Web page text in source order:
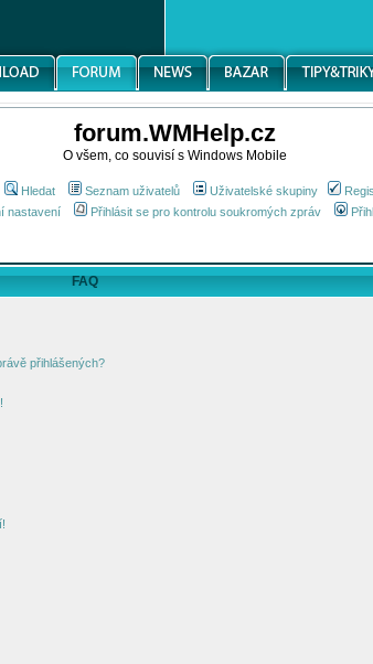
forum.WMHelp.cz
O všem, co souvisí s Windows Mobile
Hledat Seznam uživatelů Uživatelské skupiny
nastavení
Přihlásit se pro kontrolu soukromých zpráv
FAQ
přihlášených?